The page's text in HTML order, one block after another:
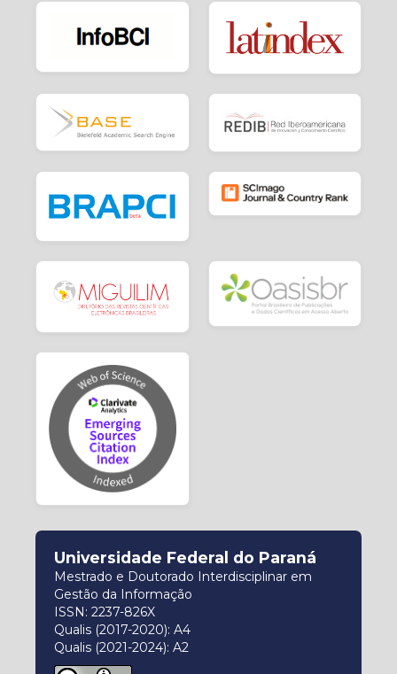
Universidade Federal do Paraná
Mestrado e Doutorado Interdisciplinar em
Gestão da Informação
ISSN: 2237-826X
Qualis (2017-2020): A4
Qualis (2021-2024): A2